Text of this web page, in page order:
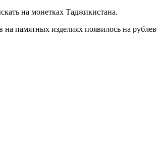
на монетках Таджикистана.
памятных изделиях появилось на